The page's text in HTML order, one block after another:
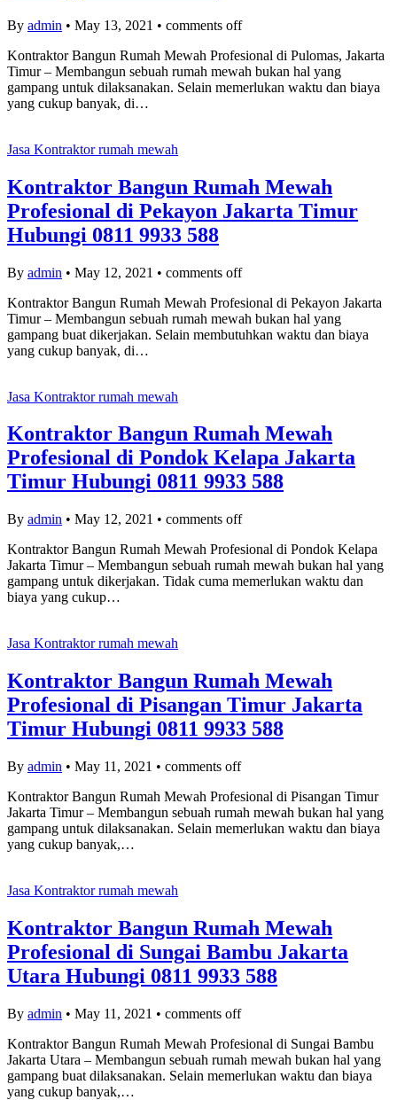
By admin • May 13, 2021 • comments off
Kontraktor Bangun Rumah Mewah Profesional di Pulomas, Jakarta
Timur – Membangun sebuah rumah mewah bukan hal yang
gampang untuk dilaksanakan. Selain memerlukan waktu dan biaya
yang cukup banyak, di…
Jasa Kontraktor rumah mewah
Kontraktor Bangun Rumah Mewah
Profesional di Pekayon Jakarta Timur
Hubungi 0811 9933 588
By admin • May 12, 2021 • comments off
Kontraktor Bangun Rumah Mewah Profesional di Pekayon Jakarta
Timur – Membangun sebuah rumah mewah bukan hal yang
gampang buat dikerjakan. Selain membutuhkan waktu dan biaya
yang cukup banyak, di…
Jasa Kontraktor rumah mewah
Kontraktor Bangun Rumah Mewah
Profesional di Pondok Kelapa Jakarta
Timur Hubungi 0811 9933 588
By admin • May 12, 2021 • comments off
Kontraktor Bangun Rumah Mewah Profesional di Pondok Kelapa
Jakarta Timur – Membangun sebuah rumah mewah bukan hal yang
gampang untuk dikerjakan. Tidak cuma memerlukan waktu dan
biaya yang cukup…
Jasa Kontraktor rumah mewah
Kontraktor Bangun Rumah Mewah
Profesional di Pisangan Timur Jakarta
Timur Hubungi 0811 9933 588
By admin • May 11, 2021 • comments off
Kontraktor Bangun Rumah Mewah Profesional di Pisangan Timur
Jakarta Timur – Membangun sebuah rumah mewah bukan hal yang
gampang untuk dilaksanakan. Selain memerlukan waktu dan biaya
yang cukup banyak,…
Jasa Kontraktor rumah mewah
Kontraktor Bangun Rumah Mewah
Profesional di Sungai Bambu Jakarta
Utara Hubungi 0811 9933 588
By admin • May 11, 2021 • comments off
Kontraktor Bangun Rumah Mewah Profesional di Sungai Bambu
Jakarta Utara – Membangun sebuah rumah mewah bukan hal yang
gampang buat dilaksanakan. Selain memerlukan waktu dan biaya
yang cukup banyak,…